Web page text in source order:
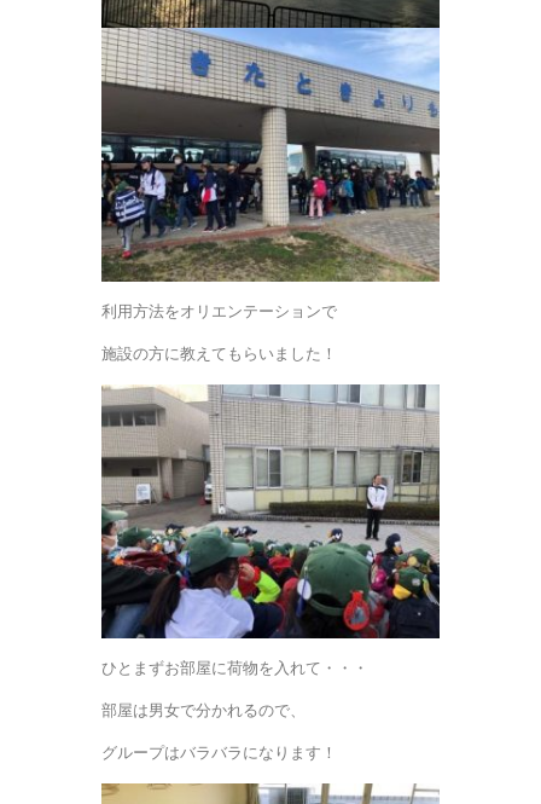
利用方法をオリエンテーションで
施設の方に教えてもらいました！
ひとまずお部屋に荷物を入れて・・・
部屋は男女で分かれるので、
グループはバラバラになります！